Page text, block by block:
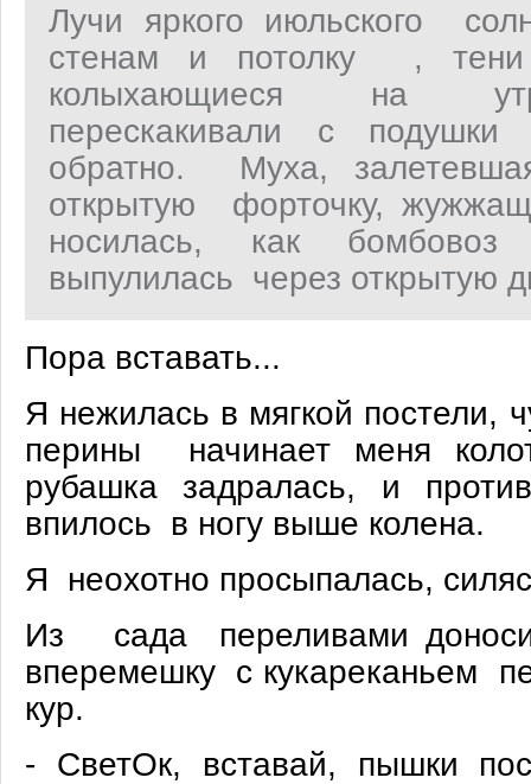
Лучи яркого июльского
стенам и потолку , тени
колыхающиеся на
перескакивали с
обратно. Муха,
открытую форточку,
носилась, как
выпулилась через открытую
Пора вставать...
Я нежилась в мягкой постели,
перины начинает меня
рубашка задралась, и
впилось в ногу выше колена.
Я неохотно просыпалась,
Из сада переливами
вперемешку с кукареканьем
кур.
- СветОк, вставай, пышки